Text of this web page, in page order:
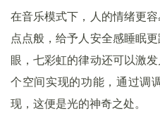
在音乐模式下，人的情绪更
点点般，给予人安全感睡眠
眼，七彩虹的律动还可以激
个空间实现的功能，通过调
现，这便是光的神奇之处。